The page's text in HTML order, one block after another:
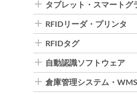
タブレット・スマートグ
RFIDリーダ・プリンタ
RFIDタグ
自動認識ソフトウェア
倉庫管理システム・WMS